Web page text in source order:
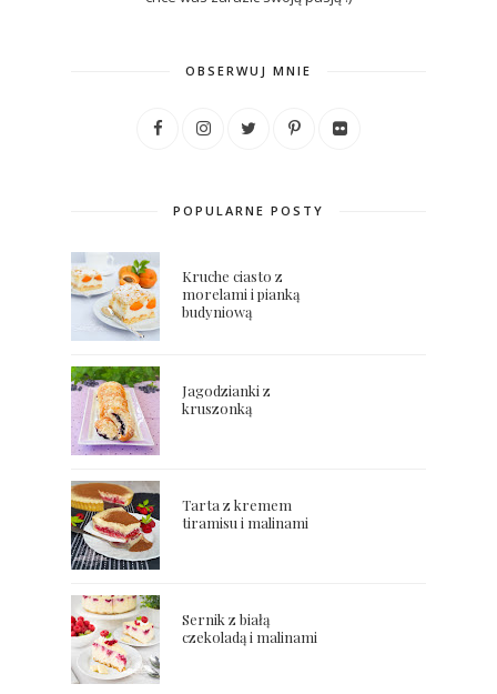
OBSERWUJ MNIE
POPULARNE POSTY
Kruche ciasto z
morelami i pianką
budyniową
Jagodzianki z
kruszonką
Tarta z kremem
tiramisu i malinami
Sernik z białą
czekoladą i malinami